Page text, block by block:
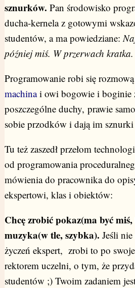
sznurków. Pan środowisko
ducha-kernela z gotowymi
studentów, a ma powiedziane:
później miś. W przerwach kratka.
Programowanie robi się
machinai owi bogowie i boginie
poszczególne duchy, prawie
sobie przodków i dają im
Tu też zaszedł przełom
od programowania
mówienia do pracownika do
ekspertowi, klas i obiektów:
Chcę zrobić pokaz(ma być
muzyka(w tle, szybka). Jeśli
życzeń ekspert, zrobi to po
rektorem uczelni, o tym, że
studentów ;) Twoim zadaniem